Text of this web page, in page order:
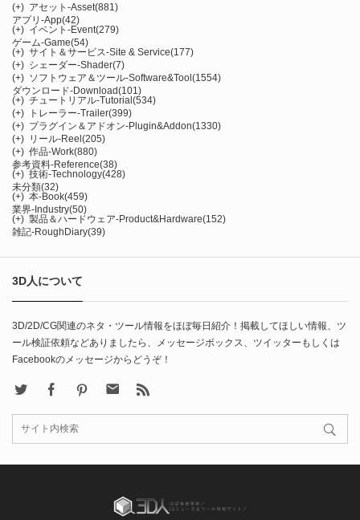
(+) アセット-Asset(881)
アプリ-App(42)
(+) イベント-Event(279)
ゲーム-Game(54)
(+) サイト＆サービス-Site & Service(177)
(+) シェーダー-Shader(7)
(+) ソフトウェア＆ツール-Software&Tool(1554)
ダウンロード-Download(101)
(+) チュートリアル-Tutorial(534)
(+)
トレーラー-Trailer(399)
(+) プラグイン＆アドオン-Plugin&Addon(1330)
(+) リール-Reel(205)
(+) 作品-Work(880)
参考資料-Reference(38)
(+) 技術-Technology(428)
未分類(32)
(+) 本-Book(459)
業界-Industry(50)
(+) 製品＆ハードウェア-Product&Hardware(152)
雑記-RoughDiary(39)
3D人について
3D/2D/CG関連のネタ・ツール情報をほぼ毎日紹介！掲載してほしい情報、ツ
ール検証依頼などありましたら、メッセージボックス、ツイッターもしくは
Facebookのメッセージからどうぞ！
FacebookPinterest Contact